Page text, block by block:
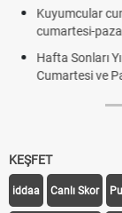
cumartesi, pazar
pazar günü kaça
Yıllık İzinden
ve Pazar Detayı
KEŞFET
iddaa Canlı Skor